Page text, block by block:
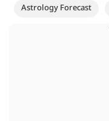
Astrology Forecast